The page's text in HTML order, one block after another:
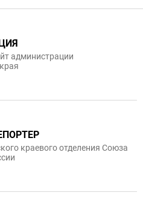
администрации
краевого отделения Союза